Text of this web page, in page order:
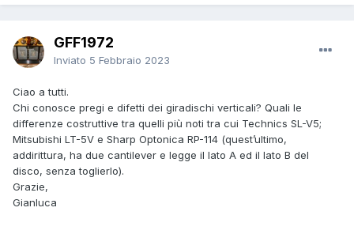
GFF1972
Inviato 5 Febbraio 2023
Ciao a tutti.
Chi conosce pregi e difetti dei giradischi verticali? Quali le
differenze costruttive tra quelli più noti tra cui Technics SL-V5;
Mitsubishi LT-5V e Sharp Optonica RP-114 (quest’ultimo,
addirittura, ha due cantilever e legge il lato A ed il lato B del
disco, senza toglierlo).
Grazie,
Gianluca